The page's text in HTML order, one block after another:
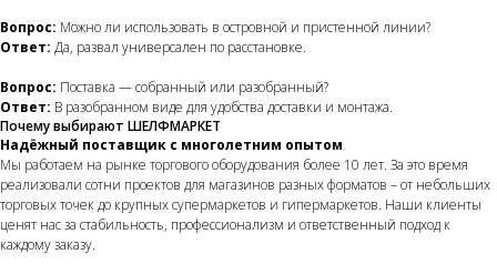
Вопрос: Можно ли использовать в островной и пристенной линии?
Ответ: Да, развал универсален по расстановке.
Вопрос: Поставка — собранный или разобранный?
Ответ: В разобранном виде для удобства доставки и монтажа.
Почему выбирают ШЕЛФМАРКЕТ
Надёжный поставщик с многолетним опытом
Мы работаем на рынке торгового оборудования более 10 лет. За это время
реализовали сотни проектов для магазинов разных форматов – от небольших
торговых точек до крупных супермаркетов и гипермаркетов. Наши клиенты
ценят нас за стабильность, профессионализм и ответственный подход к
каждому заказу.